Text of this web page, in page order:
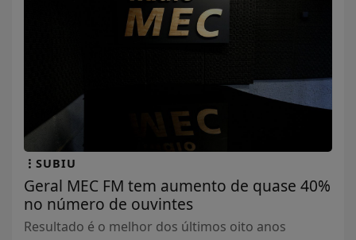
SUBIU
Geral MEC FM tem aumento de quase 40%
no número de ouvintes
Resultado é o melhor dos últimos oito anos